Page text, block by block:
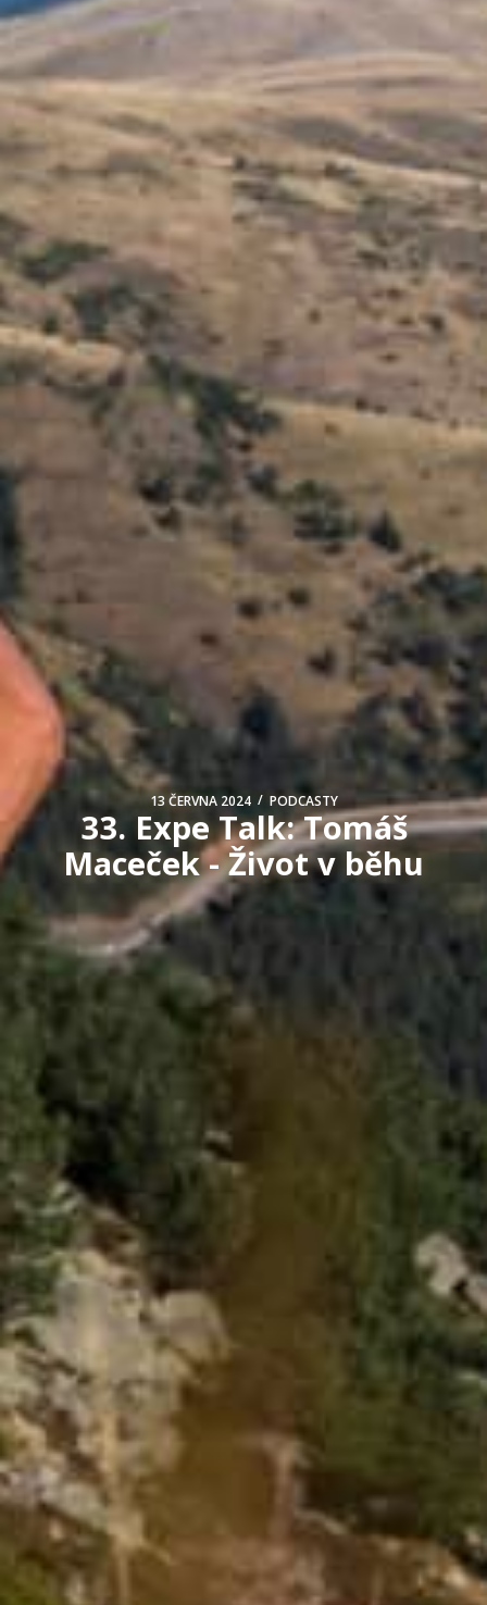
13 ČERVNA 2024 / PODCASTY
33. Expe Talk: Tomáš
Maceček - Život v běhu